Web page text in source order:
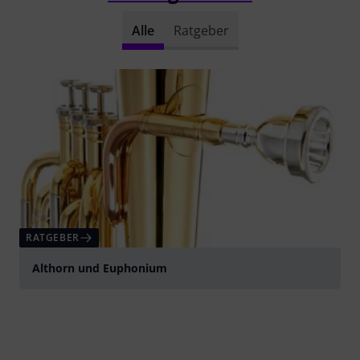
Alle Ratgeber
RATGEBER
Althorn und Euphonium